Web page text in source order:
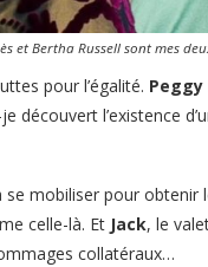
et Bertha Russell sont mes
pour l’égalité. Peggy
découvert l’existence
mobiliser pour obtenir
celle-là. Et Jack, le
collatéraux…